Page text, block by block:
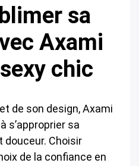
sa
Axami
chic
de son design, Axami
s’approprier sa
Choisir
de la confiance en